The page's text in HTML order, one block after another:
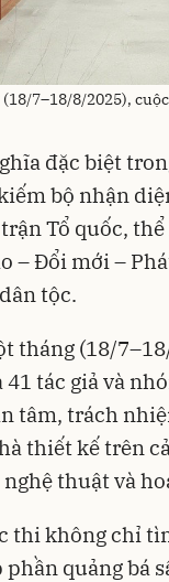
7–18/8/2025),
đặc biệt
bộ nhận
Tổ quốc,
– Đổi mới –
tộc.
tháng (18/
tác giả và
tâm, trách
thiết kế trên
nghệ thuật và
thi không chỉ
quảng bá